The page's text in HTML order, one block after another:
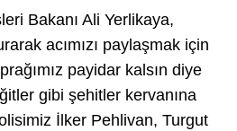
Bakanı Ali Yerlikaya,
acımızı paylaşmak için
payidar kalsın diye
gibi şehitler kervanına
İlker Pehlivan, Turgut